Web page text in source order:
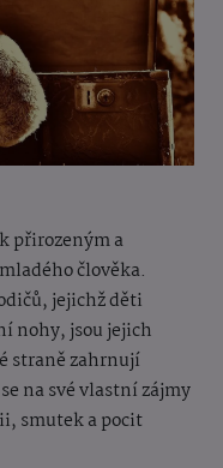
přirozeným a
člověka.
jejichž děti
nohy, jsou jejich
straně zahrnují
na své vlastní zájmy
smutek a pocit